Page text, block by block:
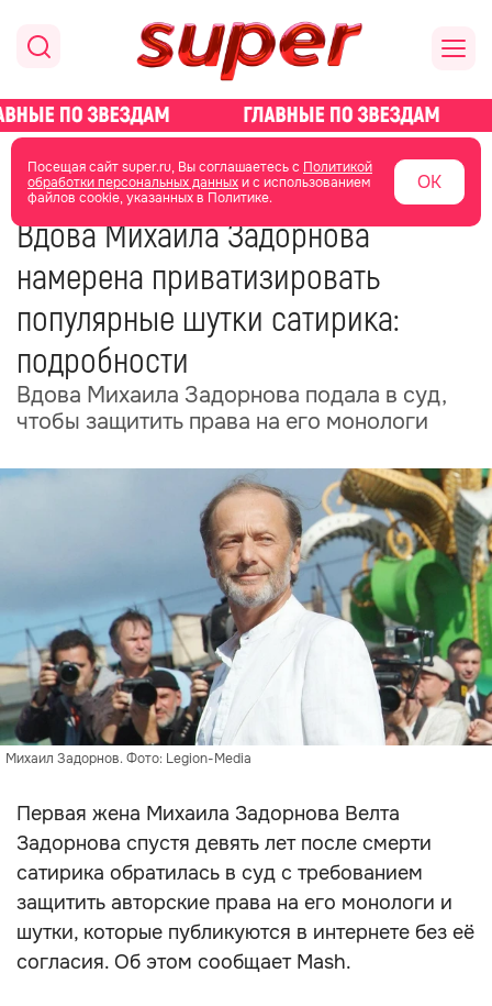
Посещая сайт super.ru, Вы соглашаетесь с Политикой
обработки персональных данныхи с использованием
файлов cookie, указанных в Политике.
ОК
главная новости о звездах новости
12 июня 15:09
Вдова Михаила Задорнова
намерена приватизировать
популярные шутки сатирика:
подробности
Вдова Михаила Задорнова подала в суд,
чтобы защитить права на его монологи
Михаил Задорнов. Фото: Legion-Media
Первая жена Михаила Задорнова Велта
Задорнова спустя девять лет после смерти
сатирика обратилась в суд с требованием
защитить авторские права на его монологи и
шутки, которые публикуются в интернете без её
согласия. Об этом сообщает Mash.